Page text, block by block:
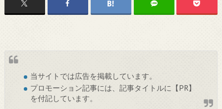
当サイトでは広告を掲載しています。
プロモーション記事には、記事タイトルに【PR】
を付記しています。